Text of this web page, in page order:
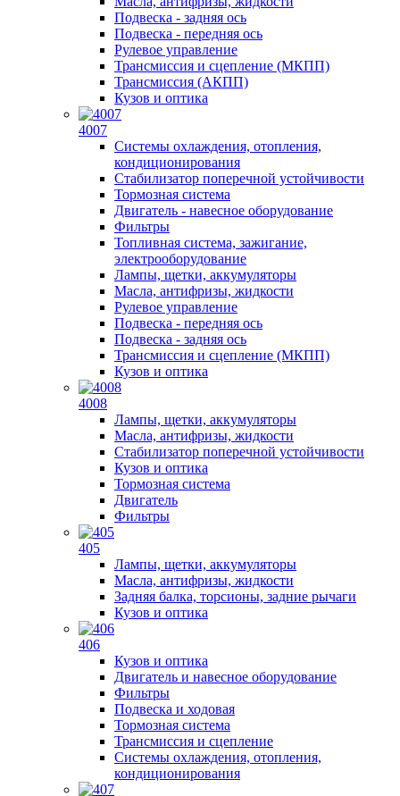
Подвеска - задняя ось
Подвеска - передняя ось
Рулевое управление
Трансмиссия и сцепление (МКПП)
Трансмиссия (АКПП)
Кузов и оптика
4007
Системы охлаждения, отопления,
кондиционирования
Стабилизатор поперечной устойчивости
Тормозная система
Двигатель - навесное оборудование
Фильтры
Топливная система, зажигание,
электрооборудование
Лампы, щетки, аккумуляторы
Масла, антифризы, жидкости
Рулевое управление
Подвеска - передняя ось
Подвеска - задняя ось
Трансмиссия и сцепление (МКПП)
Кузов и оптика
4008
Лампы, щетки, аккумуляторы
Масла, антифризы, жидкости
Стабилизатор поперечной устойчивости
Кузов и оптика
Тормозная система
Двигатель
Фильтры
405
Лампы, щетки, аккумуляторы
Масла, антифризы, жидкости
Задняя балка, торсионы, задние рычаги
Кузов и оптика
406
Кузов и оптика
Двигатель и навесное оборудование
Фильтры
Подвеска и ходовая
Тормозная система
Трансмиссия и сцепление
Системы охлаждения, отопления,
кондиционирования